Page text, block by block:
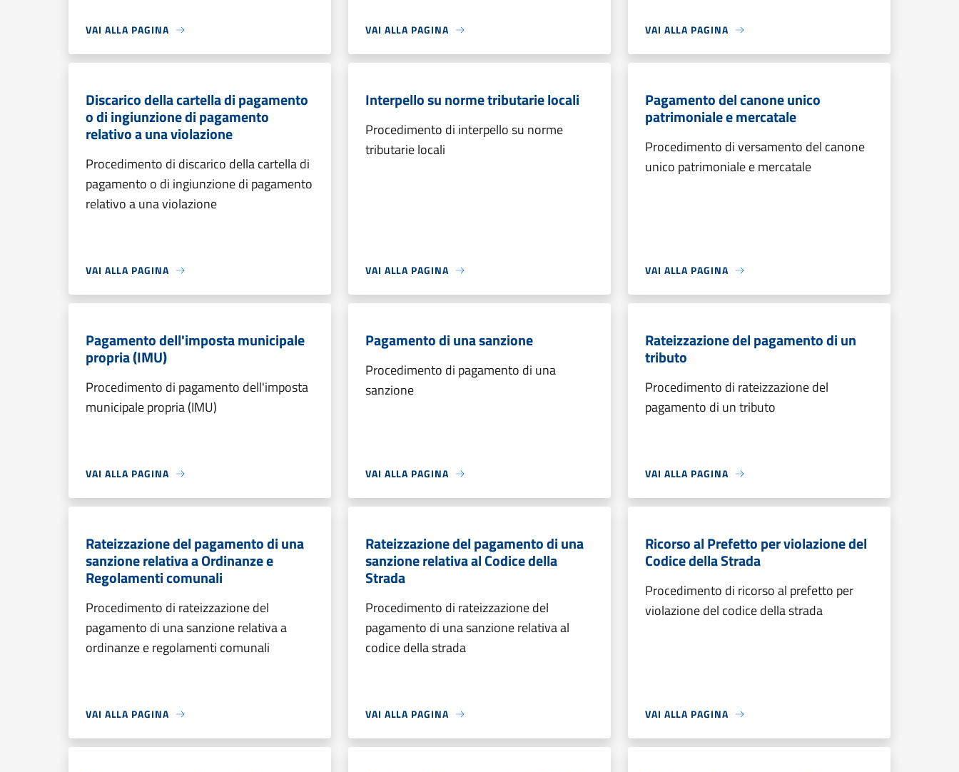
VAI ALLA PAGINA VAI ALLA PAGINA VAI ALLA PAGINA
Discarico della cartella di pagamento
o di ingiunzione di pagamento
relativo a una violazione
Procedimento di discarico della cartella di
pagamento o di ingiunzione di pagamento
relativo a una violazione
VAI ALLA PAGINA
Interpello su norme tributarie locali
Procedimento di interpello su norme
tributarie locali
VAI ALLA PAGINA
Pagamento del canone unico
patrimoniale e mercatale
Procedimento di versamento del canone
unico patrimoniale e mercatale
VAI ALLA PAGINA
Pagamento dell'imposta municipale
propria (IMU)
Procedimento di pagamento dell'imposta
municipale propria (IMU)
VAI ALLA PAGINA
Pagamento di una sanzione
Procedimento di pagamento di una
sanzione
VAI ALLA PAGINA
Rateizzazione del pagamento di un
tributo
Procedimento di rateizzazione del
pagamento di un tributo
VAI ALLA PAGINA
Rateizzazione del pagamento di una
sanzione relativa a Ordinanze e
Regolamenti comunali
Procedimento di rateizzazione del
pagamento di una sanzione relativa a
ordinanze e regolamenti comunali
VAI ALLA PAGINA
Rateizzazione del pagamento di una
sanzione relativa al Codice della
Strada
Procedimento di rateizzazione del
pagamento di una sanzione relativa al
codice della strada
VAI ALLA PAGINA
Ricorso al Prefetto per violazione del
Codice della Strada
Procedimento di ricorso al prefetto per
violazione del codice della strada
VAI ALLA PAGINA